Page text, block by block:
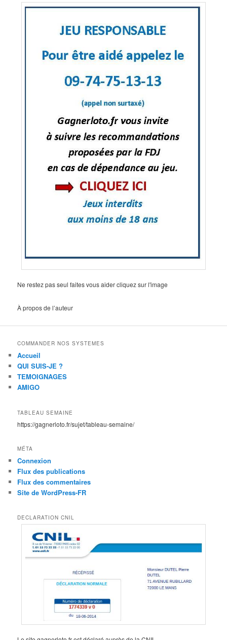
Ne restez pas seul faites vous aider cliquez sur l'image
À propos de l’auteur
COMMANDER NOS SYSTEMES
Accueil
QUI SUIS-JE ?
TEMOIGNAGES
AMIGO
TABLEAU SEMAINE
https://gagnerloto.fr/sujet/tableau-semaine/
MÉTA
Connexion
Flux des publications
Flux des commentaires
Site de WordPress-FR
DECLARATION CNIL